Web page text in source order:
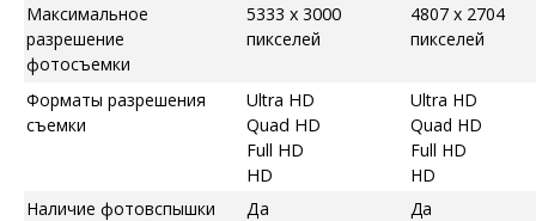
Максимальное
разрешение
фотосъемки
5333 x 3000
пикселей
4807 x 2704
пикселей
Форматы разрешения
съемки
Ultra HD
Quad HD
Full HD
HD
Ultra HD
Quad HD
Full HD
HD
Наличие фотовспышки
Да
Да